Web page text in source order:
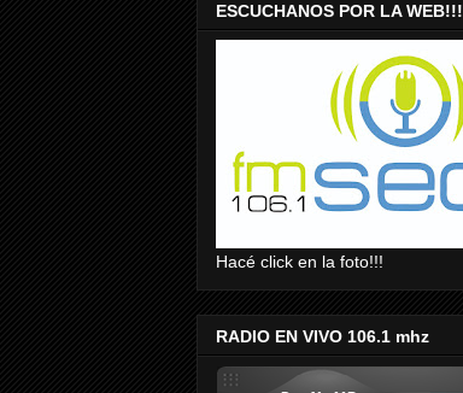
ESCUCHANOS POR LA WEB!!!
Hacé click en la foto!!!
RADIO EN VIVO 106.1 mhz